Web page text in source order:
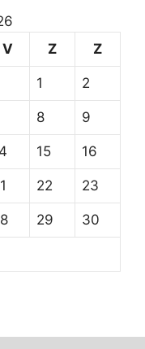
V Z Z
1 2
8 9
15 16
22 23
29 30